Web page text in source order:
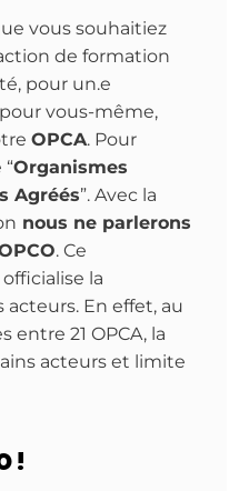
vous souhaitiez
de formation
pour un.e
vous-même,
OPCA. Pour
Organismes
Agréés”. Avec la
nous ne parlerons
. Ce
la
En effet, au
entre 21 OPCA, la
acteurs et limite
!